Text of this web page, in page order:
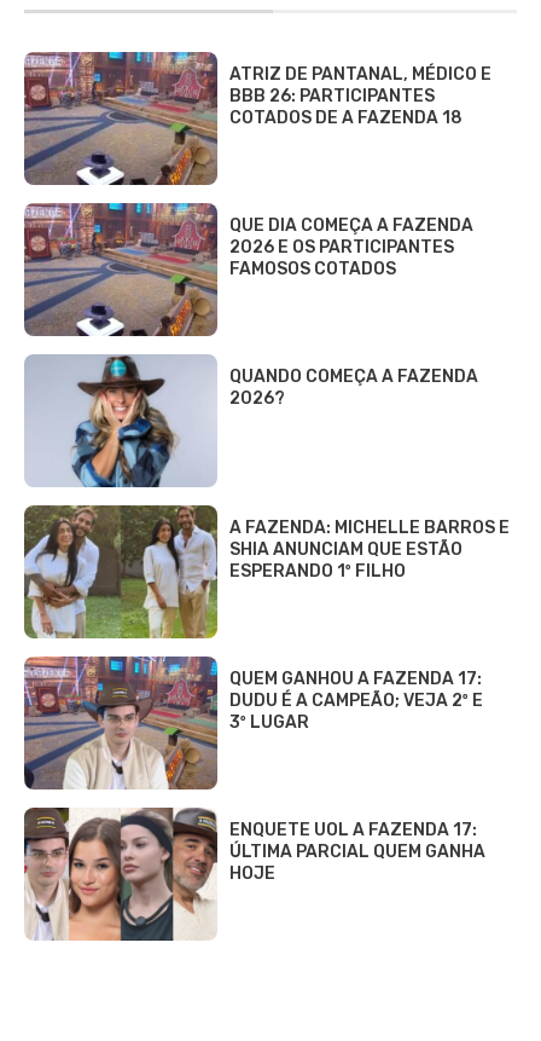
ATRIZ DE PANTANAL, MÉDICO E
BBB 26: PARTICIPANTES
COTADOS DE A FAZENDA 18
QUE DIA COMEÇA A FAZENDA
2026 E OS PARTICIPANTES
FAMOSOS COTADOS
QUANDO COMEÇA A FAZENDA
2026?
A FAZENDA: MICHELLE BARROS E
SHIA ANUNCIAM QUE ESTÃO
ESPERANDO 1º FILHO
QUEM GANHOU A FAZENDA 17:
DUDU É A CAMPEÃO; VEJA 2º E
3º LUGAR
ENQUETE UOL A FAZENDA 17:
ÚLTIMA PARCIAL QUEM GANHA
HOJE